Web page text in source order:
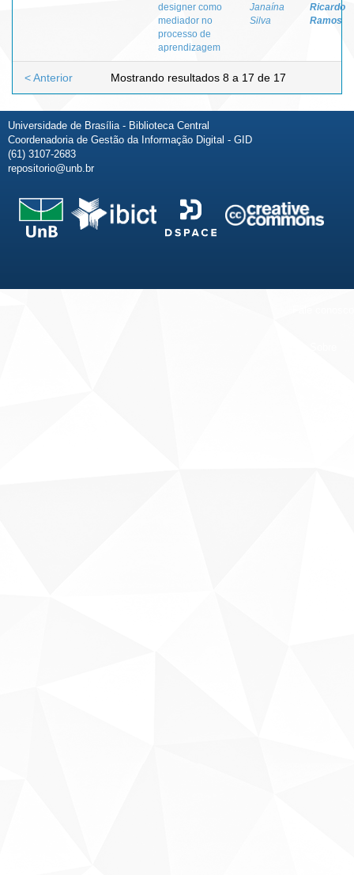
designer como
mediador no
processo de
aprendizagem
Janaína
Silva
Ricardo
Ramos
Mostrando resultados 8 a 17 de 17
< Anterior
Universidade de Brasília - Biblioteca Central
Coordenadoria de Gestão da Informação Digital - GID
(61) 3107-2683
repositorio@unb.br